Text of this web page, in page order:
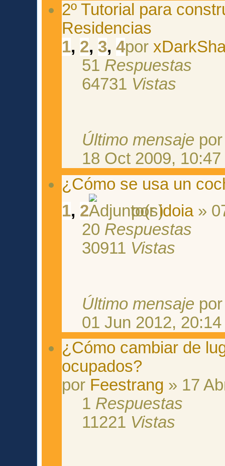
2º Tutorial para
Residencias
1, 2, 3,4por
51 Respuestas
64731 Vistas
Último mensaje
18 Oct 2009, 10:47
¿Cómo se usa un
1, 2 poridoia»
20 Respuestas
30911 Vistas
Último mensaje
01 Jun 2012, 20:14
¿Cómo cambiar de
ocupados?
por Feestrang » 17
1 Respuestas
11221 Vistas